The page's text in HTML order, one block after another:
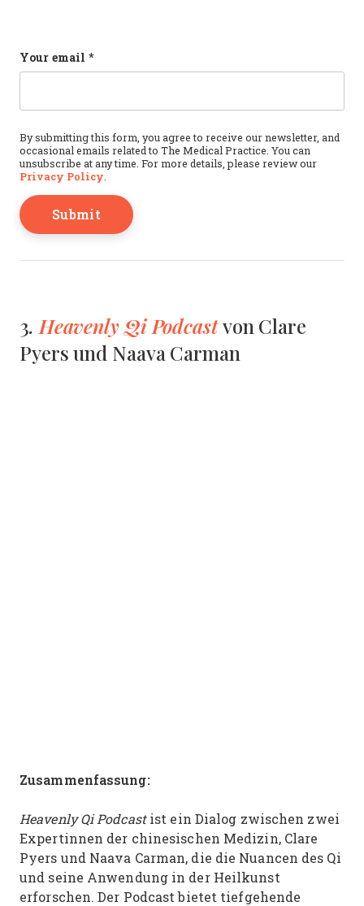
Company
Your email *
By submitting this form, you agree to receive our newsletter, and
occasional emails related to The Medical Practice. You can
unsubscribe at any time. For more details, please review our
Privacy Policy.
3. Heavenly Qi Podcastvon Clare
Pyers und Naava Carman
Zusammenfassung:
Heavenly Qi Podcastist ein Dialog zwischen zwei
Expertinnen der chinesischen Medizin, Clare
Pyers und Naava Carman, die die Nuancen des Qi
und seine Anwendung in der Heilkunst
erforschen. Der Podcast bietet tiefgehende